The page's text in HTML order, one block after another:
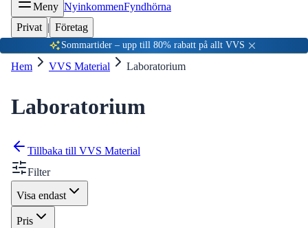
Meny NyinkommenFyndhörna
Privat | Företag
Sommartider – upp till 80% rabatt på allt VVS
Hem VVS Material Laboratorium
Laboratorium
Tillbaka till VVS Material
Filter
Visa endast
Pris